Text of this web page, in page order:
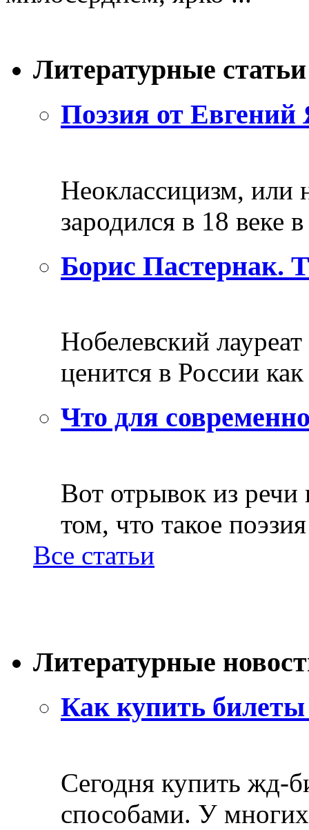
Литературные статьи
Поэзия от Евгений
Неоклассицизм, или
зародился в 18 веке
Борис Пастернак.
Нобелевский
ценится в России
Что для
Вот отрывок из
том, что такое
Все статьи
Литературные
Как купить билеты
Сегодня купить жд-
способами. У